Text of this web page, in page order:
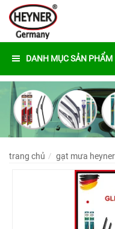
DANH MỤC SẢN PHẨM
trang chủ gạt mưa